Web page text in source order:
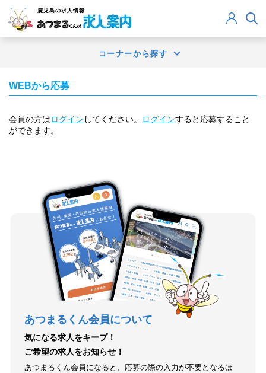
鹿児島の求人情報
コーナーから探す
WEBから応募
会員の方はログイン してください。 ログインすると応募すること
ができます。
あつまるくん会員について
気になる求人をキープ！
ご希望の求人をお知らせ！
あつまるくん会員になると、応募の際の入力が不要となるほ